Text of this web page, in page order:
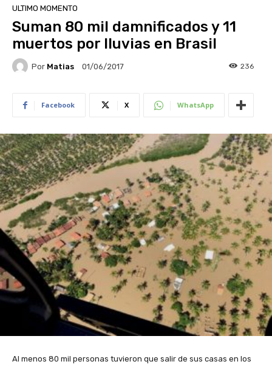
ULTIMO MOMENTO
Suman 80 mil damnificados y 11
muertos por lluvias en Brasil
Por Matias 01/06/2017 236
Facebook X WhatsApp
Al menos 80 mil personas tuvieron que salir de sus casas en los